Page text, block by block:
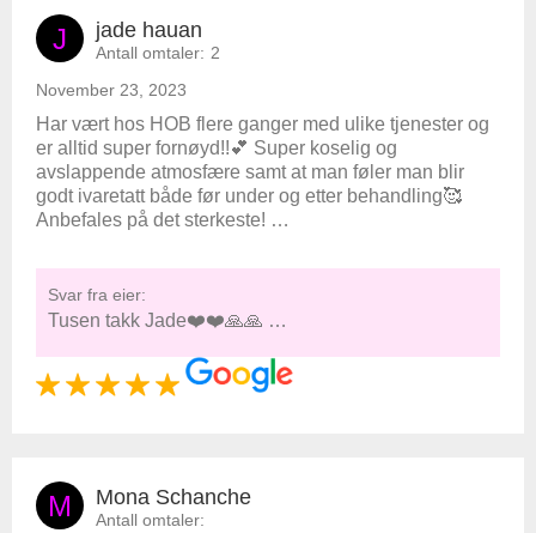
J jade hauan
Antall omtaler: 2
November 23, 2023
Har vært hos HOB flere ganger med ulike tjenester og
er alltid super fornøyd!!💕 Super koselig og
avslappende atmosfære samt at man føler man blir
godt ivaretatt både før under og etter behandling🥰
Anbefales på det sterkeste! …
Svar fra eier:
Tusen takk Jade❤️❤️🙏🙏 …
M Mona Schanche
Antall omtaler: